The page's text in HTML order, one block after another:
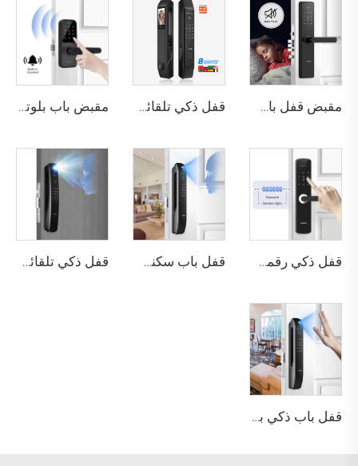
مقبض قفل باب بصمة الإصبع المنزلي Tuya T15 قفل ذكي تلقائي للباب باستخدام بصمة الوجه D7 Pro مقبض باب بلوتوث مع كلمة مرور رقمية وبصمة عبر واي فاي Tenon K8
قفل ذكي رقمي بصمة الإصبع مع مقبض ودبوس وكارت Tenon E3 قفل باب سكني بتقنية التعرف على الوجه ثلاثي الأبعاد والبصمة Tenon A6 Pro قفل ذكي تلقائي للهوية مع كاميرا وجه وبصمة عبر واي فاي Tuya Tenon A9 Pro
قفل باب ذكي بوظيفة كلمة المرور والبصمة الحيوية Tenon A6 Pro